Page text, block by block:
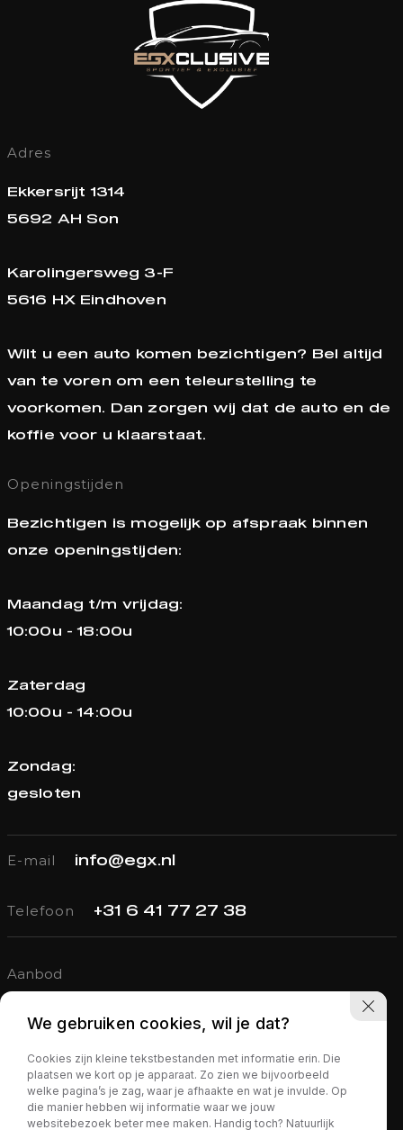
Adres
Ekkersrijt 1314
5692 AH Son
Karolingersweg 3-F
5616 HX Eindhoven
Wilt u een auto komen bezichtigen? Bel altijd
van te voren om een teleurstelling te
voorkomen. Dan zorgen wij dat de auto en de
koffie voor u klaarstaat.
Openingstijden
Bezichtigen is mogelijk op afspraak binnen
onze openingstijden:
Maandag t/m vrijdag:
10:00u - 18:00u
Zaterdag
10:00u - 14:00u
Zondag:
gesloten
E-mail info@egx.nl
Telefoon +31 6 41 77 27 38
Aanbod
Diensten
Over ons
Contact
We gebruiken cookies, wil je dat?
Cookies zijn kleine tekstbestanden met informatie erin. Die
plaatsen we kort op je apparaat. Zo zien we bijvoorbeeld
welke pagina’s je zag, waar je afhaakte en wat je invulde. Op
die manier hebben wij informatie waar we jouw
websitebezoek beter mee maken. Handig toch? Natuurlijk